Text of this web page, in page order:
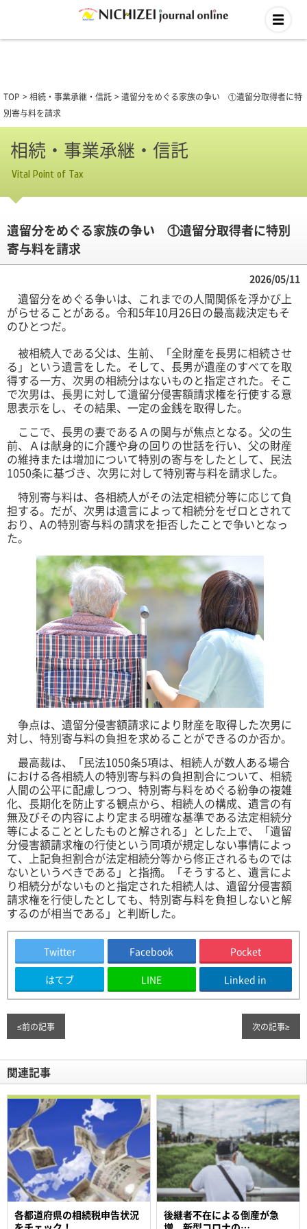
TOP 相続・事業承継・信託
遺留分をめぐる家族の争い ①遺留分取得者に特
別寄与料を請求
相続・事業承継・信託
Vital Point of Tax
遺留分をめぐる家族の争い ①遺留分取得者に特別
寄与料を請求
2026/05/11
遺留分をめぐる争いは、これまでの人間関係を浮かび上
がらせることがある。令和5年10月26日の最高裁決定もそ
のひとつだ。
被相続人である父は、生前、「全財産を長男に相続させ
る」という遺言をした。そして、長男が遺産のすべてを取
得する一方、次男の相続分はないものと指定された。そこ
で次男は、長男に対して遺留分侵害額請求権を行使する意
思表示をし、その結果、一定の金銭を取得した。
ここで、長男の妻であるＡの関与が焦点となる。父の生
前、Ａは献身的に介護や身の回りの世話を行い、父の財産
の維持または増加について特別の寄与をしたとして、民法
1050条に基づき、次男に対して特別寄与料を請求した。
特別寄与料は、各相続人がその法定相続分等に応じて負
担する。だが、次男は遺言によって相続分をゼロとされて
おり、Aの特別寄与料の請求を拒否したことで争いとなっ
た。
争点は、遺留分侵害額請求により財産を取得した次男に
対し、特別寄与料の負担を求めることができるのか否か。
最高裁は、「民法1050条5項は、相続人が数人ある場合
における各相続人の特別寄与料の負担割合について、相続
人間の公平に配慮しつつ、特別寄与料をめぐる紛争の複雑
化、長期化を防止する観点から、相続人の構成、遺言の有
無及びその内容により定まる明確な基準である法定相続分
等によることとしたものと解される」とした上で、「遺留
分侵害額請求権の行使という同項が規定しない事情によっ
て、上記負担割合が法定相続分等から修正されるものでは
ないというべきである」と指摘。「そうすると、遺言によ
り相続分がないものと指定された相続人は、遺留分侵害額
請求権を行使したとしても、特別寄与料を負担しないと解
するのが相当である」と判断した。
Twitter Facebook Pocket
はてブ LINE Linked in
≤前の記事 次の記事≥
関連記事
後継者不在による倒産が急
各都道府県の相続税申告状況